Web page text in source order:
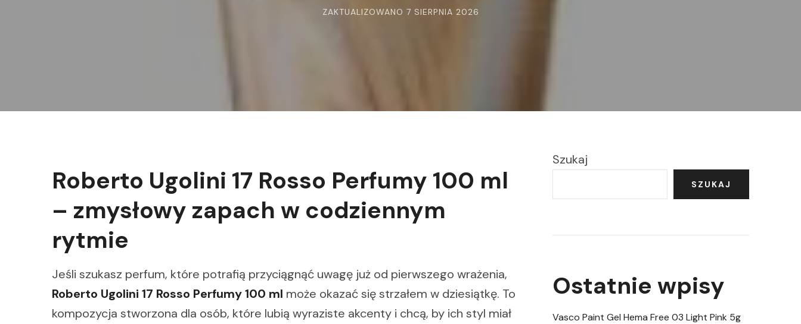
ZAKTUALIZOWANO 7 SIERPNIA 2026
Roberto Ugolini 17 Rosso Perfumy 100 ml
– zmysłowy zapach w codziennym
rytmie
Jeśli szukasz perfum, które potrafią przyciągnąć uwagę już od pierwszego wrażenia,
Roberto Ugolini 17 Rosso Perfumy 100 ml może okazać się strzałem w dziesiątkę. To
kompozycja stworzona dla osób, które lubią wyraziste akcenty i chcą, by ich styl miał
Szukaj
SZUKAJ
Ostatnie wpisy
Vasco Paint Gel Hema Free 03 Light Pink 5g